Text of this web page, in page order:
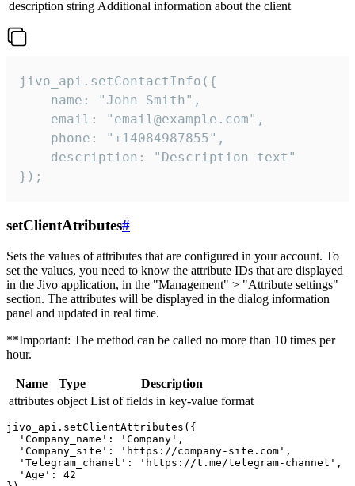
description string Additional information about the client
jivo_api.setContactInfo({
    name: "John Smith",
    email: "email@example.com",
    phone: "+14084987855",
    description: "Description text"
});
setClientAtributes#
Sets the values ​​of attributes that are configured in your account. To
set the values, you need to know the attribute IDs that are displayed
in the Jivo application, in the "Management" > "Attribute settings"
section. The attributes will be displayed in the dialog information
panel and updated in real time.
**Important: The method can be called no more than 10 times per
hour.
Name Type
Description
attributes object List of fields in key-value format
jivo_api.setClientAttributes({
  'Company_name': 'Company',
  'Company_site': 'https://company-site.com',
  'Telegram_chanel': 'https://t.me/telegram-channel',
  'Age': 42